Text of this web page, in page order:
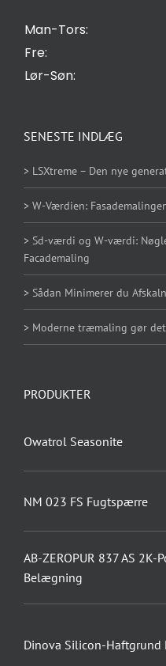
Man-Tors:
Fre:
Lør-Søn:
SENESTE INDLÆG
> LSXtreme – Den nye
> W-Værdien:
> Sd-værdi og W-værdi:
Facademaling
> Sådan Minimerer du
> Moderne træmaling gør
PRODUKTER
Owatrol Seasonite
NM 023 FS Fugtspærre
AB-ZEROPUR 837 AS 2K-
Belægning
Dinova Silicon-Haftgrund